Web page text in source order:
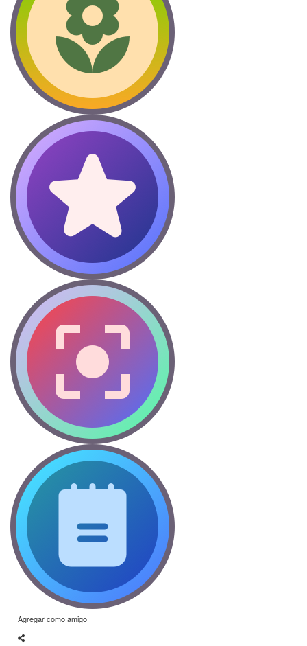
Agregar como amigo